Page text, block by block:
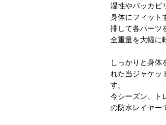
湿性やパッカビ
身体にフィット
排して各パーツ
全重量を大幅に
しっかりと身体
れた当ジャケッ
す。
今シーズン、ト
の防水レイヤー